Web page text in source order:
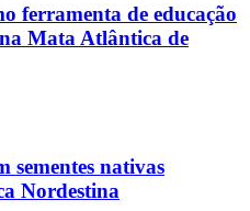
ferramenta de educação
Mata Atlântica de
sementes nativas
Nordestina